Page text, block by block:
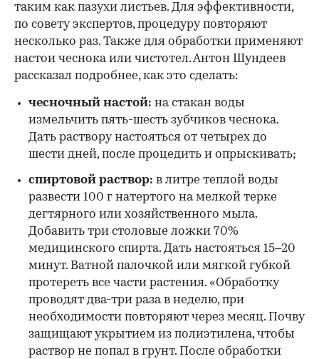
таким как пазухи листьев. Для эффективности,
по совету экспертов, процедуру повторяют
несколько раз. Также для обработки применяют
настои чеснока или чистотел. Антон Шундеев
рассказал подробнее, как это сделать:
чесночный настой: на стакан воды
измельчить пять-шесть зубчиков чеснока.
Дать раствору настояться от четырех до
шести дней, после процедить и опрыскивать;
спиртовой раствор: в литре теплой воды
развести 100 г натертого на мелкой терке
дегтярного или хозяйственного мыла.
Добавить три столовые ложки 70%
медицинского спирта. Дать настояться 15–20
минут. Ватной палочкой или мягкой губкой
протереть все части растения. «Обработку
проводят два-три раза в неделю, при
необходимости повторяют через месяц. Почву
защищают укрытием из полиэтилена, чтобы
раствор не попал в грунт. После обработки